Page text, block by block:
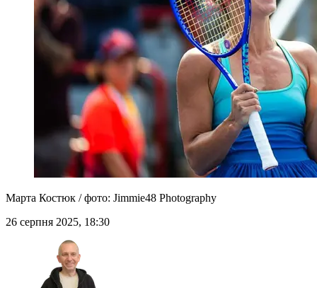
Марта Костюк / фото: Jimmie48 Photography
26 серпня 2025, 18:30